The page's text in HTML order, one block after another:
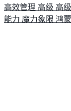
高效管理 高级 高
能力 魔力象限 鸿蒙